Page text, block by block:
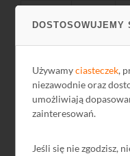
Używamyciasteczek,
niezawodnie oraz
umożliwiają
zainteresowań.
Jeśli się nie zgodzisz,